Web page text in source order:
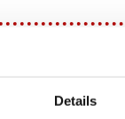
Details